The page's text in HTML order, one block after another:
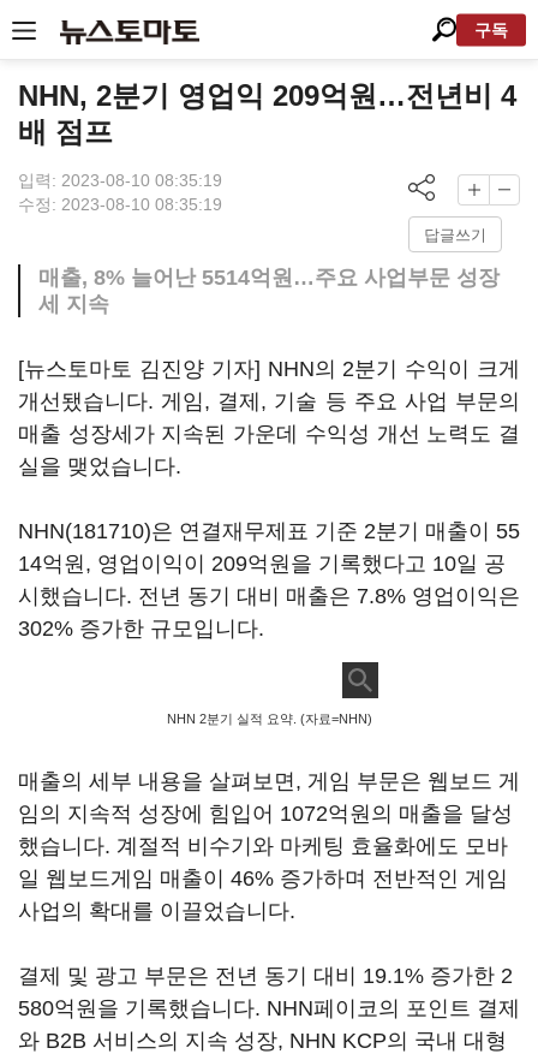
구독
NHN, 2분기 영업익 209억원…전년비 4
배 점프
입력: 2023-08-10 08:35:19
수정: 2023-08-10 08:35:19
답글쓰기
매출, 8% 늘어난 5514억원…주요 사업부문 성장
세 지속
[뉴스토마토 김진양 기자] NHN의 2분기 수익이 크게
개선됐습니다. 게임, 결제, 기술 등 주요 사업 부문의
매출 성장세가 지속된 가운데 수익성 개선 노력도 결
실을 맺었습니다.
NHN(181710)은 연결재무제표 기준 2분기 매출이 55
14억원, 영업이익이 209억원을 기록했다고 10일 공
시했습니다. 전년 동기 대비 매출은 7.8% 영업이익은
302% 증가한 규모입니다.
NHN 2분기 실적 요약. (자료=NHN)
매출의 세부 내용을 살펴보면, 게임 부문은 웹보드 게
임의 지속적 성장에 힘입어 1072억원의 매출을 달성
했습니다. 계절적 비수기와 마케팅 효율화에도 모바
일 웹보드게임 매출이 46% 증가하며 전반적인 게임
사업의 확대를 이끌었습니다.
결제 및 광고 부문은 전년 동기 대비 19.1% 증가한 2
580억원을 기록했습니다. NHN페이코의 포인트 결제
와 B2B 서비스의 지속 성장, NHN KCP의 국내 대형